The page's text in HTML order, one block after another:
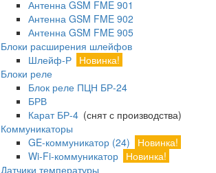
Антенна GSM FME 901
Антенна GSM FME 902
Антенна GSM FME 905
Блоки расширения шлейфов
Шлейф-Р Новинка!
Блоки реле
Блок реле ПЦН БР-24
БРВ
Карат БР-4 (снят с производства)
Коммуникаторы
GE-коммуникатор (24)
Новинка!
Wi-Fi-коммуникатор Новинка!
Датчики температуры